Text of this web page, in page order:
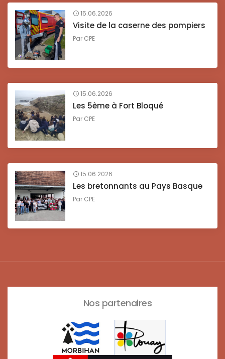
15.06.2026
Visite de la caserne des pompiers
Par CPE
15.06.2026
Les 5ème à Fort Bloqué
Par CPE
15.06.2026
Les bretonnants au Pays Basque
Par CPE
Nos partenaires